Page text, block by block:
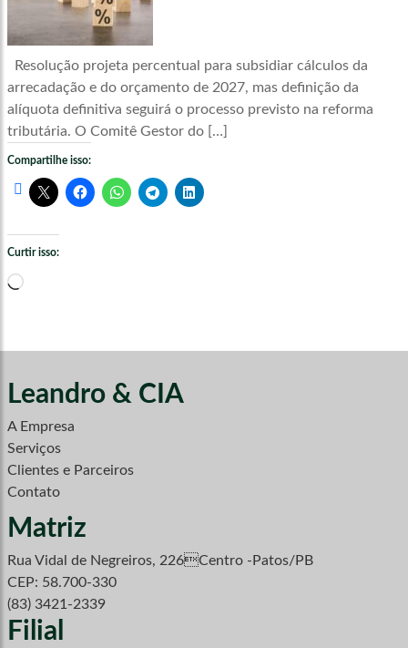
Resolução projeta percentual para subsidiar cálculos da
arrecadação e do orçamento de 2027, mas definição da
alíquota definitiva seguirá o processo previsto na reforma
tributária. O Comitê Gestor do […]
Compartilhe isso:
Curtir isso:
Carregando...
Leandro & CIA
A Empresa
Serviços
Clientes e Parceiros
Contato
Matriz
Rua Vidal de Negreiros, 226Centro -Patos/PB
CEP: 58.700-330
(83) 3421-2339
Filial